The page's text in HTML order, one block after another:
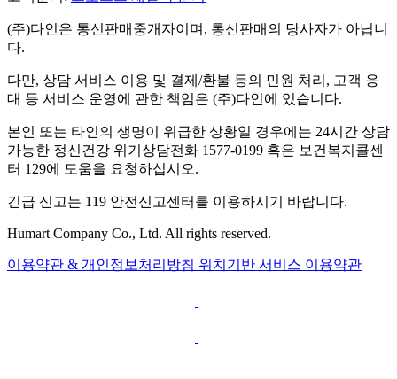
(주)다인은 통신판매중개자이며, 통신판매의 당사자가 아닙니
다.
다만, 상담 서비스 이용 및 결제/환불 등의 민원 처리, 고객 응
대 등 서비스 운영에 관한 책임은 (주)다인에 있습니다.
본인 또는 타인의 생명이 위급한 상황일 경우에는 24시간 상담
가능한 정신건강 위기상담전화 1577-0199 혹은 보건복지콜센
터 129에 도움을 요청하십시오.
긴급 신고는 119 안전신고센터를 이용하시기 바랍니다.
Humart Company Co., Ltd. All rights reserved.
이용약관 & 개인정보처리방침 위치기반 서비스 이용약관